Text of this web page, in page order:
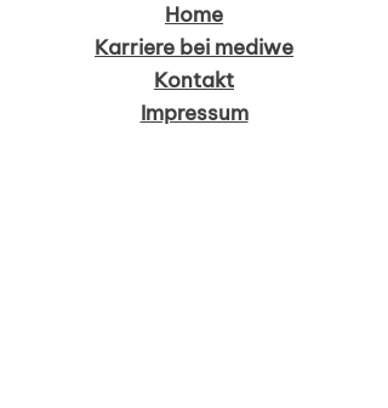
Home
Karriere bei mediwe
Kontakt
Impressum